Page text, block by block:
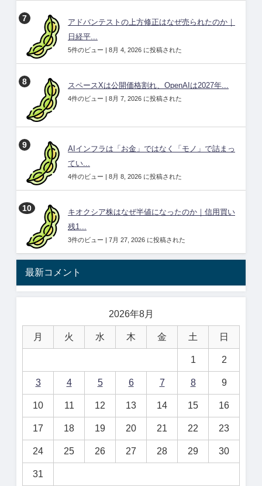
アドバンテストの上方修正はなぜ売られたのか｜
日経平...
5件のビュー | 8月 4, 2026 に投稿された
スペースXは公開価格割れ、OpenAIは2027年...
4件のビュー | 8月 7, 2026 に投稿された
AIインフラは「お金」ではなく「モノ」で詰まっ
てい...
4件のビュー | 8月 8, 2026 に投稿された
キオクシア株はなぜ半値になったのか｜信用買い
残1...
3件のビュー | 7月 27, 2026 に投稿された
最新コメント
2026年8月
月 火 水 木 金 土 日
1 2
3 4 5 6 7 8 9
10 11 12 13 14 15 16
17 18 19 20 21 22 23
24 25 26 27 28 29 30
31